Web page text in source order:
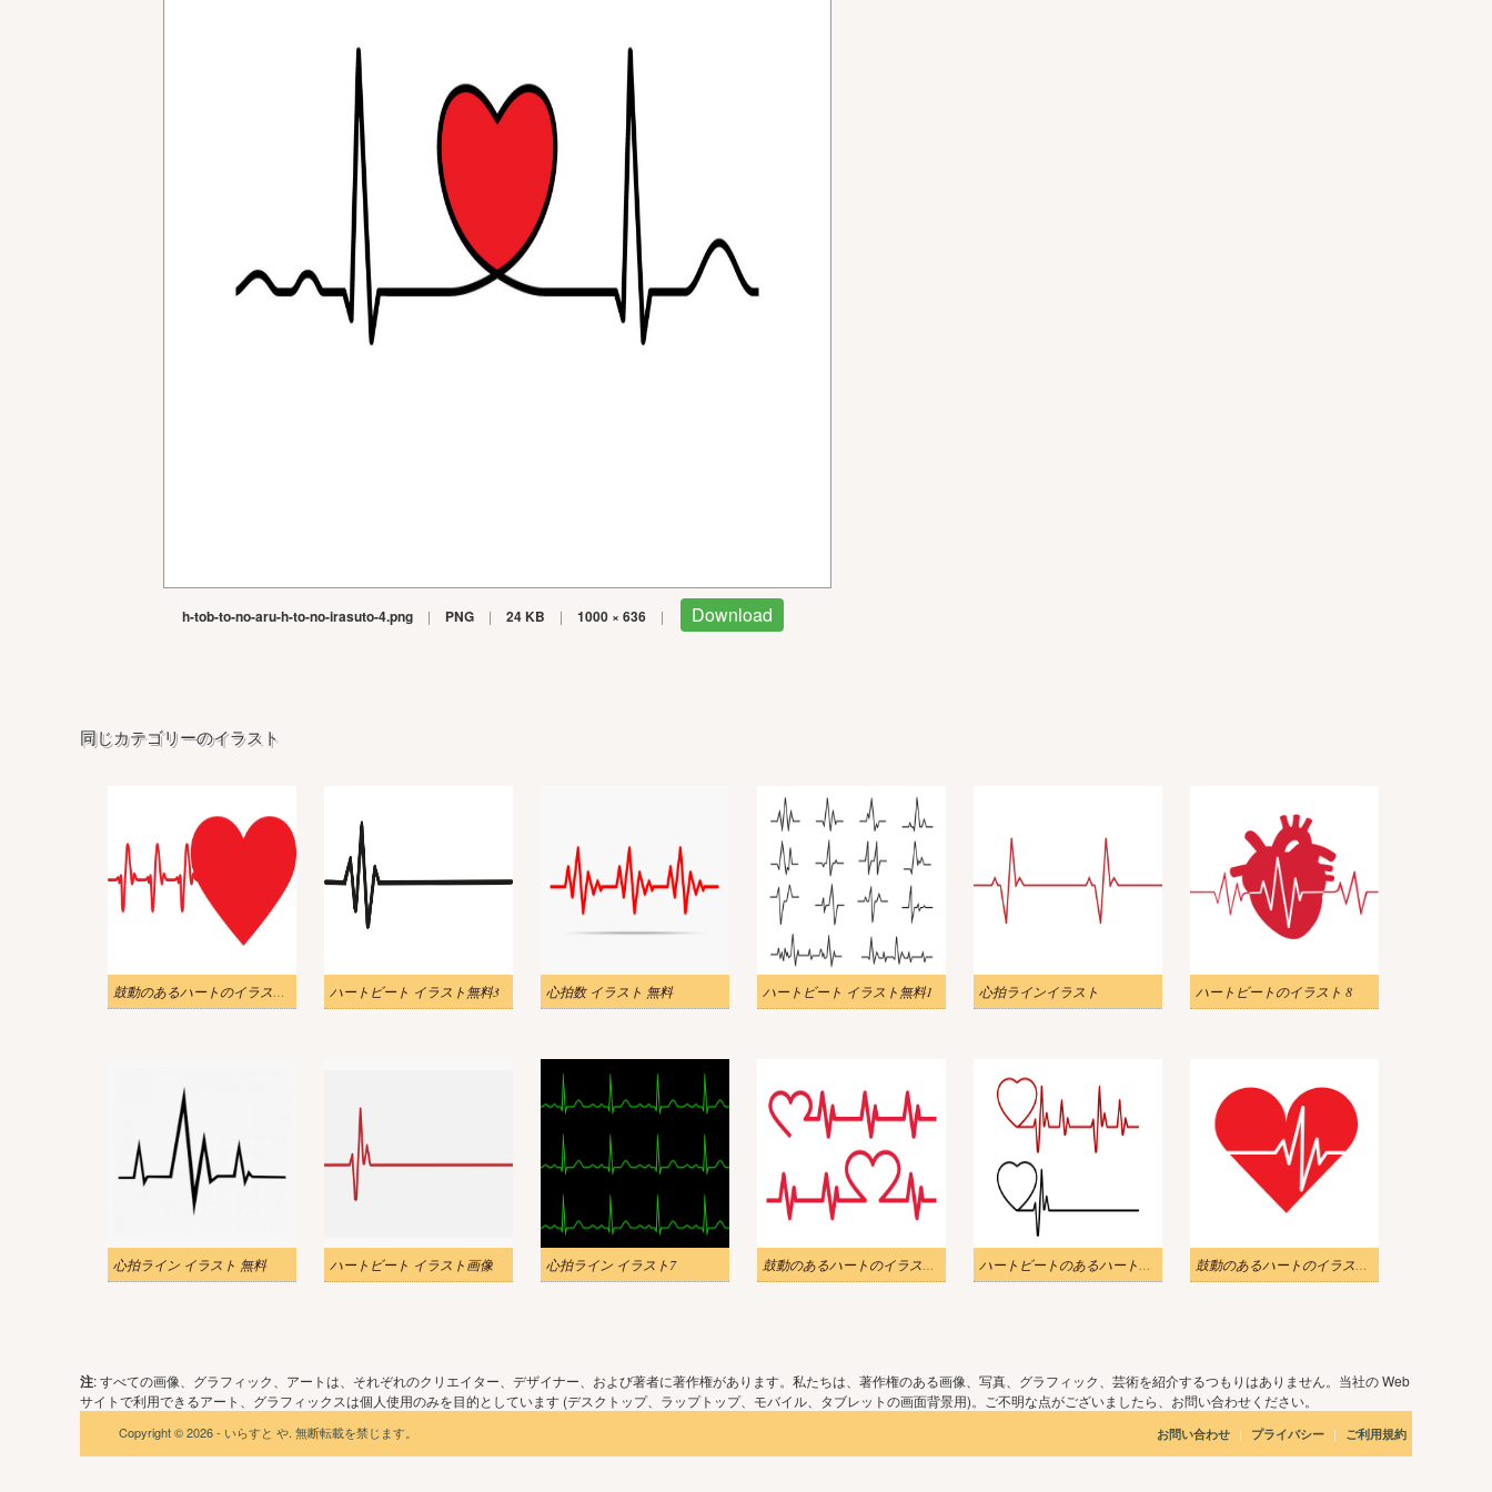
h-tob-to-no-aru-h-to-no-irasuto-4.png | PNG | 24 KB | 1000 × 636 | Download
同じカテゴリーのイラスト
鼓動のあるハートのイラスト 7 ハートビート イラスト無料3 心拍数 イラスト 無料 ハートビート イラスト無料1 心拍ラインイラスト ハートビートのイラスト 8
心拍ライン イラスト 無料 ハートビート イラスト画像 心拍ライン イラスト7 鼓動のあるハートのイラスト 6 ハートビートのあるハートのイラスト 8 鼓動のあるハートのイラスト 3
注: すべての画像、グラフィック、アートは、それぞれのクリエイター、デザイナー、および著者に著作権があります。私たちは、著作権のある画像、写真、グラフィック、芸術を紹介するつもりはありません。当社の Web
サイトで利用できるアート、グラフィックスは個人使用のみを目的としています (デスクトップ、ラップトップ、モバイル、タブレットの画面背景用)。ご不明な点がございましたら、お問い合わせください。
Copyright © 2026 - いらすと や. 無断転載を禁じます。 お問い合わせ | プライバシー | ご利用規約